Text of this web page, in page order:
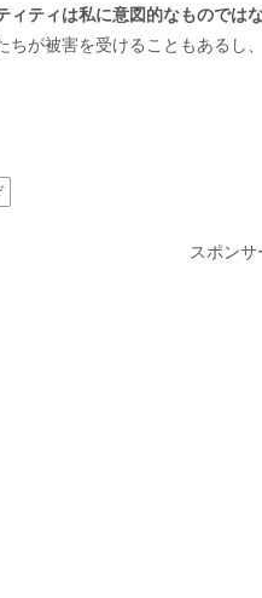
ィティは私に意図的なものでは
ちが被害を受けることもあるし
スポンサ